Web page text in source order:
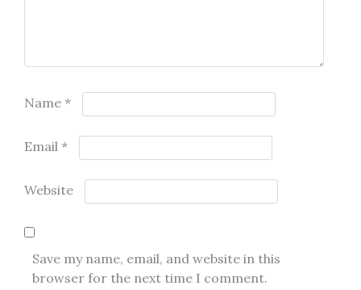
Name *
Email *
Website
Save my name, email, and website in this
browser for the next time I comment.